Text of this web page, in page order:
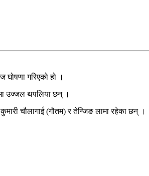
घोषणा गरिएको हो ।
उज्जल थपलिया छन् ।
चौलागाई (गौतम) र तेन्जिङ लामा रहेका छन् ।